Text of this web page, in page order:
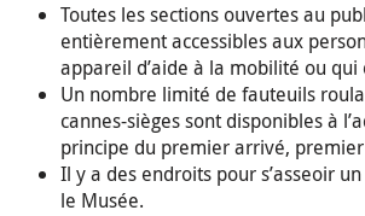
Toutes les sections ouvertes au
entièrement accessibles aux
appareil d’aide à la mobilité ou qui
Un nombre limité de fauteuils
cannes-sièges sont disponibles à
principe du premier arrivé,
Il y a des endroits pour s’asseoir
le Musée.